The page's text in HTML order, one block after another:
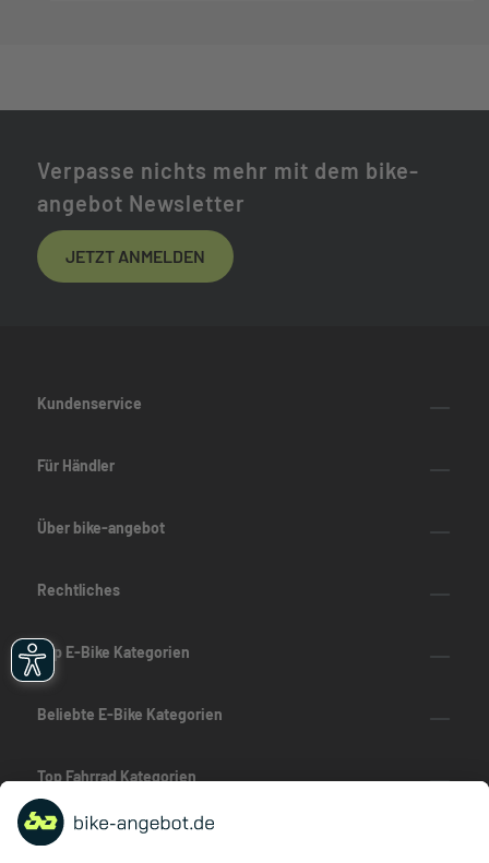
Verpasse nichts mehr mit dem bike-
angebot Newsletter
JETZT ANMELDEN
Kundenservice
Für Händler
Über bike-angebot
Rechtliches
Top E-Bike Kategorien
Beliebte E-Bike Kategorien
Top Fahrrad Kategorien
Beliebte Fahrrad-Kategorien